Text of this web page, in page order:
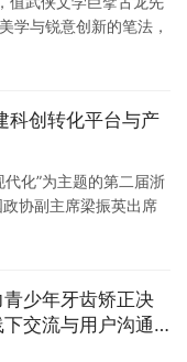
学与锐意创新的笔法，
国作协社联部、中国
世四十周年系列活动”
科创转化平台与产
化”为主题的第二届浙
协副主席梁振英出席
记、市长汤飞帆，香
政协主席陈龙出席。
少年牙齿矫正决
交流与用户沟通